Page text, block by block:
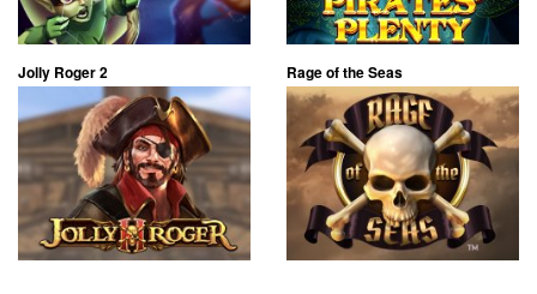
Jolly Roger 2 Rage of the Seas